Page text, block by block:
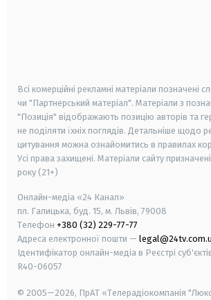
Всі комерційні рекламні матеріали позначені
чи "Партнерський матеріал". Матеріали з
"Позиція" відображають позицію авторів та
не поділяти їхніх поглядів. Детальніше щодо
цитування можна ознайомитись в правилах
Усі права захищені. Матеріали сайту
року (21+)
Онлайн-медіа «24 Канал»
пл. Галицька, буд. 15, м. Львів, 79008
Телефон +380 (32) 229-77-77
Адреса електронної пошти —
Ідентифікатор онлайн-медіа в Реєстрі
R40-06057
© 2005—2026, ПрАТ «Телерадіокомпанія